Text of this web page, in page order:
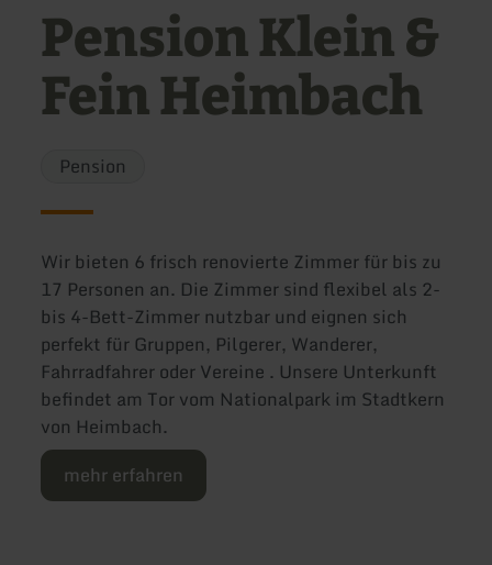
Pension Klein &
Fein Heimbach
Pension
Wir bieten 6 frisch renovierte Zimmer für bis zu
17 Personen an. Die Zimmer sind flexibel als 2-
bis 4-Bett-Zimmer nutzbar und eignen sich
perfekt für Gruppen, Pilgerer, Wanderer,
Fahrradfahrer oder Vereine . Unsere Unterkunft
befindet am Tor vom Nationalpark im Stadtkern
von Heimbach.
mehr erfahren